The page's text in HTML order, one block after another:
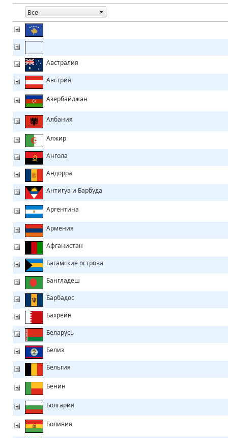
Австралия
Австрия
Азербайджан
Албания
Алжир
Ангола
Андорра
Антигуа и Барбуда
Аргентина
Армения
Афганистан
Багамские острова
Бангладеш
Барбадос
Бахрейн
Беларусь
Белиз
Бельгия
Бенин
Болгария
Боливия